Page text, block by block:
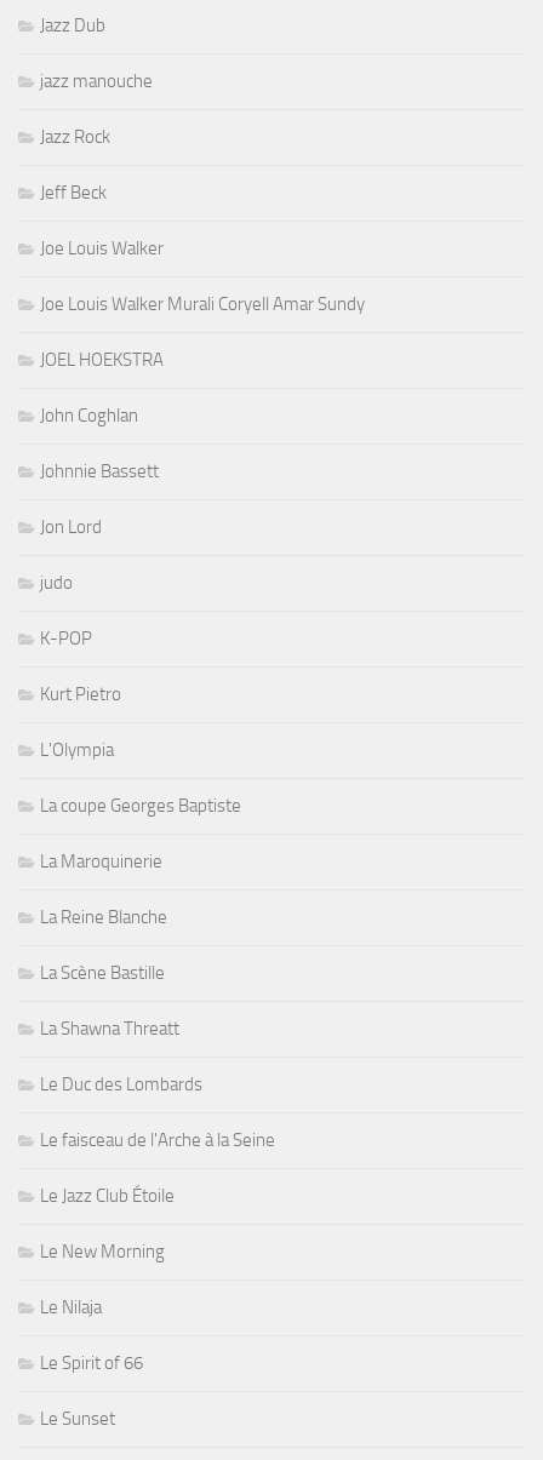
Jazz Dub
jazz manouche
Jazz Rock
Jeff Beck
Joe Louis Walker
Joe Louis Walker Murali Coryell Amar Sundy
JOEL HOEKSTRA
John Coghlan
Johnnie Bassett
Jon Lord
judo
K-POP
Kurt Pietro
L'Olympia
La coupe Georges Baptiste
La Maroquinerie
La Reine Blanche
La Scène Bastille
La Shawna Threatt
Le Duc des Lombards
Le faisceau de l'Arche à la Seine
Le Jazz Club Étoile
Le New Morning
Le Nilaja
Le Spirit of 66
Le Sunset